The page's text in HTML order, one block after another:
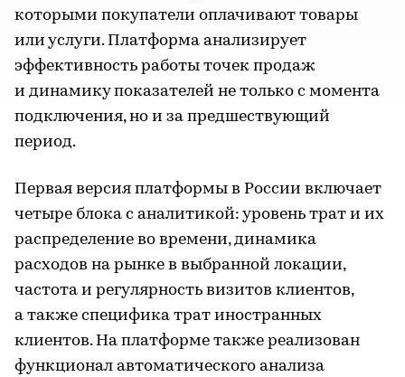
которыми покупатели оплачивают товары
или услуги. Платформа анализирует
эффективность работы точек продаж
и динамику показателей не только с момента
подключения, но и за предшествующий
период.
Первая версия платформы в России включает
четыре блока с аналитикой: уровень трат и их
распределение во времени, динамика
расходов на рынке в выбранной локации,
частота и регулярность визитов клиентов,
а также специфика трат иностранных
клиентов. На платформе также реализован
функционал автоматического анализа